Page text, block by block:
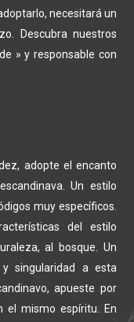
necesitará un
Descubra nuestros
» y responsable con
adopte el encanto
Un estilo
muy específicos.
del estilo
al bosque. Un
singularidad a esta
apueste por
el mismo espíritu. En